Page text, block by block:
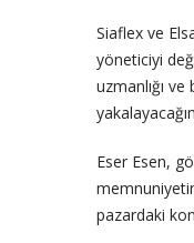
Siaflex ve
yöneticiyi
uzmanlığı
Eser Esen,
pazardaki